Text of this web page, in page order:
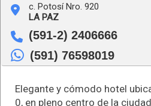
c. Potosí Nro. 920
LA PAZ
(591-2) 2406666
(591) 76598019
Elegante y cómodo hotel
0, en pleno centro de la